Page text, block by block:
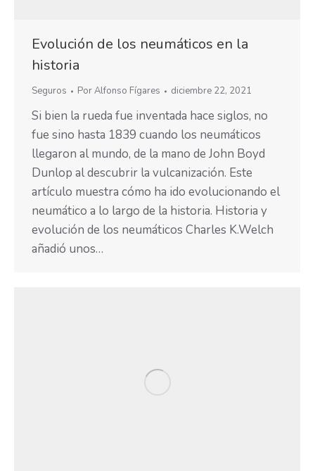
Evolución de los neumáticos en la
historia
Seguros PorAlfonso Fígares diciembre 22, 2021
Si bien la rueda fue inventada hace siglos, no
fue sino hasta 1839 cuando los neumáticos
llegaron al mundo, de la mano de John Boyd
Dunlop al descubrir la vulcanización. Este
artículo muestra cómo ha ido evolucionando el
neumático a lo largo de la historia. Historia y
evolución de los neumáticos Charles K.Welch
añadió unos…